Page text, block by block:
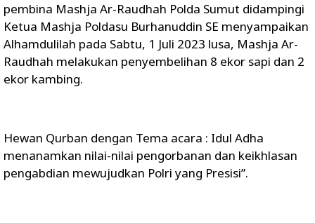
pembina Mashja Ar-Raudhah Polda Sumut didampingi
Ketua Mashja Poldasu Burhanuddin SE menyampaikan
Alhamdulilah pada Sabtu, 1 Juli 2023 lusa, Mashja Ar-
Raudhah melakukan penyembelihan 8 ekor sapi dan 2
ekor kambing.
Hewan Qurban dengan Tema acara : Idul Adha
menanamkan nilai-nilai pengorbanan dan keikhlasan
pengabdian mewujudkan Polri yang Presisi”.